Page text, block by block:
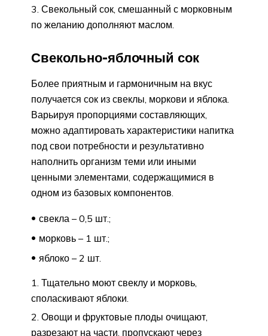
Свекольный сок, смешанный с морковным
по желанию дополняют маслом.
Свекольно-яблочный сок
Более приятным и гармоничным на вкус
получается сок из свеклы, моркови и яблока.
Варьируя пропорциями составляющих,
можно адаптировать характеристики напитка
под свои потребности и результативно
наполнить организм теми или иными
ценными элементами, содержащимися в
одном из базовых компонентов.
свекла – 0,5 шт.;
морковь – 1 шт.;
яблоко – 2 шт.
Тщательно моют свеклу и морковь,
споласкивают яблоки.
Овощи и фруктовые плоды очищают,
разрезают на части, пропускают через